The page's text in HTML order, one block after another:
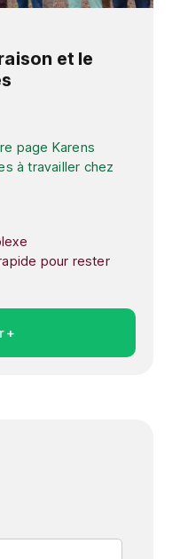
et le
page Karens
à travailler chez
pour rester
+